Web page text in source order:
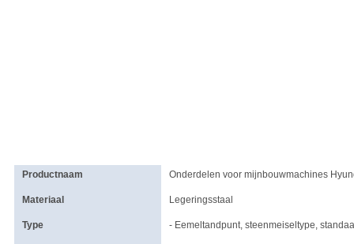
Productnaam Onderdelen voor mijnbouwmachines
Materiaal Legeringsstaal
Type - Eemeltandpunt, steenmeiseltype,